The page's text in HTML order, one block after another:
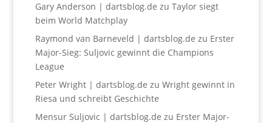
Gary Anderson | dartsblog.de zu Taylor siegt
beim World Matchplay
Raymond van Barneveld | dartsblog.de zu Erster
Major-Sieg: Suljovic gewinnt die Champions
League
Peter Wright | dartsblog.de zu Wright gewinnt in
Riesa und schreibt Geschichte
Mensur Suljovic | dartsblog.de zu Erster Major-